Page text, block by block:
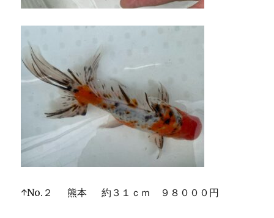
↑No.２ 熊本 約３１ｃｍ ９８０００円